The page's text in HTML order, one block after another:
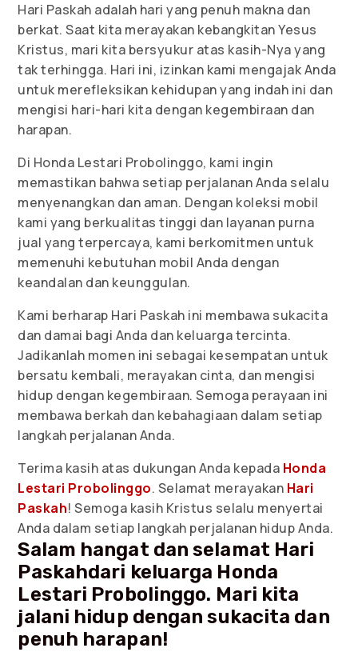
Hari Paskah adalah hari yang penuh makna dan
berkat. Saat kita merayakan kebangkitan Yesus
Kristus, mari kita bersyukur atas kasih-Nya yang
tak terhingga. Hari ini, izinkan kami mengajak Anda
untuk merefleksikan kehidupan yang indah ini dan
mengisi hari-hari kita dengan kegembiraan dan
harapan.
Di Honda Lestari Probolinggo, kami ingin
memastikan bahwa setiap perjalanan Anda selalu
menyenangkan dan aman. Dengan koleksi mobil
kami yang berkualitas tinggi dan layanan purna
jual yang terpercaya, kami berkomitmen untuk
memenuhi kebutuhan mobil Anda dengan
keandalan dan keunggulan.
Kami berharap Hari Paskah ini membawa sukacita
dan damai bagi Anda dan keluarga tercinta.
Jadikanlah momen ini sebagai kesempatan untuk
bersatu kembali, merayakan cinta, dan mengisi
hidup dengan kegembiraan. Semoga perayaan ini
membawa berkah dan kebahagiaan dalam setiap
langkah perjalanan Anda.
Terima kasih atas dukungan Anda kepada Honda
Lestari Probolinggo. Selamat merayakan Hari
Paskah! Semoga kasih Kristus selalu menyertai
Anda dalam setiap langkah perjalanan hidup Anda.
Salam hangat dan selamat Hari
Paskahdari keluarga Honda
Lestari Probolinggo. Mari kita
jalani hidup dengan sukacita dan
penuh harapan!